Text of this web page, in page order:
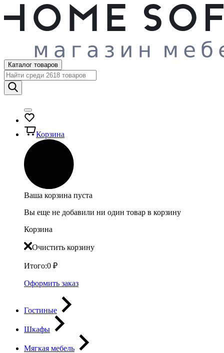
Каталог товаров
Корзина
Ваша корзина пуста
Вы еще не добавили ни один товар в корзину
Корзина
Очистить корзину
Итого:0 ₽
Оформить заказ
Гостиные
Шкафы
Мягкая мебель